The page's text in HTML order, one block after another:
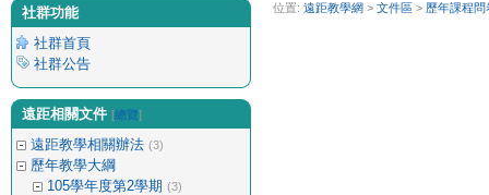
社群功能
社群首頁
社群公告
遠距相關文件 [總覽]
遠距教學相關辦法 (3)
歷年教學大綱
105學年度第2學期 (3)
位置: 遠距教學網 > 文件區 > 歷年課程問